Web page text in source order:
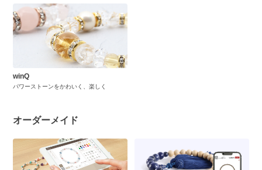
winQ
パワーストーンをかわいく、楽しく
オーダーメイド